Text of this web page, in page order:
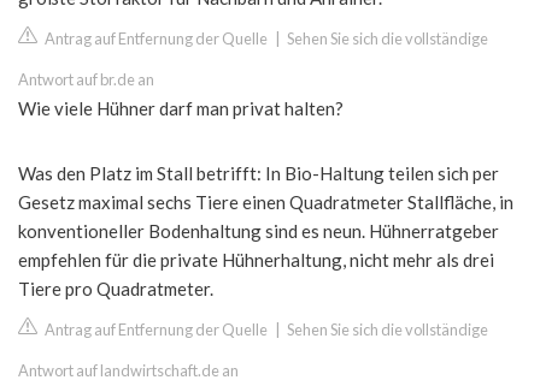
Antrag auf Entfernung der Quelle Sehen Sie sich die vollständige
Antwort auf br.de an
Wie viele Hühner darf man privat halten?
Was den Platz im Stall betrifft: In Bio-Haltung teilen sich per
Gesetz maximal sechs Tiere einen Quadratmeter Stallfläche, in
konventioneller Bodenhaltung sind es neun. Hühnerratgeber
empfehlen für die private Hühnerhaltung, nicht mehr als drei
Tiere pro Quadratmeter.
Antrag auf Entfernung der Quelle Sehen Sie sich die vollständige
Antwort auf landwirtschaft.de an